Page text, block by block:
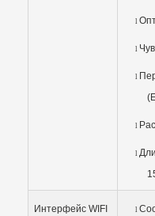
l
l
l
l
l
Интерфейс WIFI l